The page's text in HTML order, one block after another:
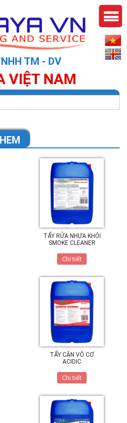
TM - DV
VIỆT NAM
TẨY RỬA NHỰA KHÓI
SMOKE CLEANER
Chi tiết
TẨY CẶN VÔ CƠ
ACIDIC
Chi tiết